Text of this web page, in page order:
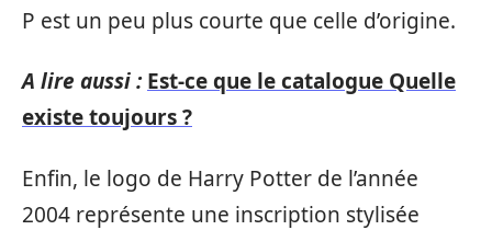
P est un peu plus courte que celle d’origine.
A lire aussi : Est-ce que le catalogue Quelle
existe toujours ?
Enfin, le logo de Harry Potter de l’année
2004 représente une inscription stylisée